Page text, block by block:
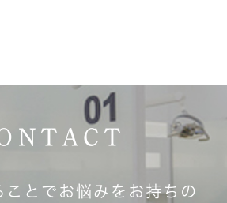
ことでお悩みをお持ちの